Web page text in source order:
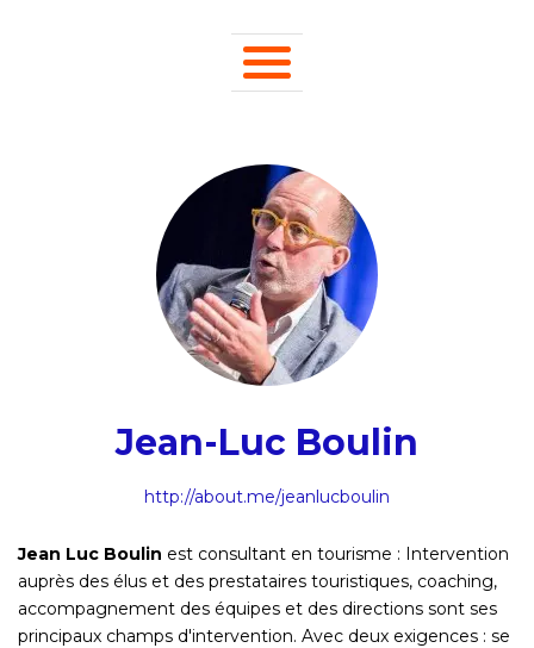
Jean-Luc Boulin
http://about.me/jeanlucboulin
Jean Luc Boulin est consultant en tourisme : Intervention
auprès des élus et des prestataires touristiques, coaching,
accompagnement des équipes et des directions sont ses
principaux champs d'intervention. Avec deux exigences : se